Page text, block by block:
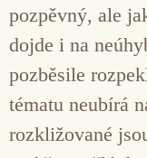
pozpěvný, ale
dojde i na
pozběsile
tématu neubírá
rozkližované